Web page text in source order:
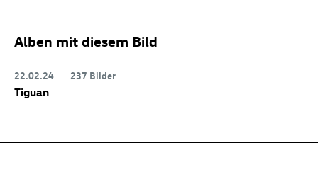
Alben mit diesem Bild
22.02.24 237 Bilder
Tiguan